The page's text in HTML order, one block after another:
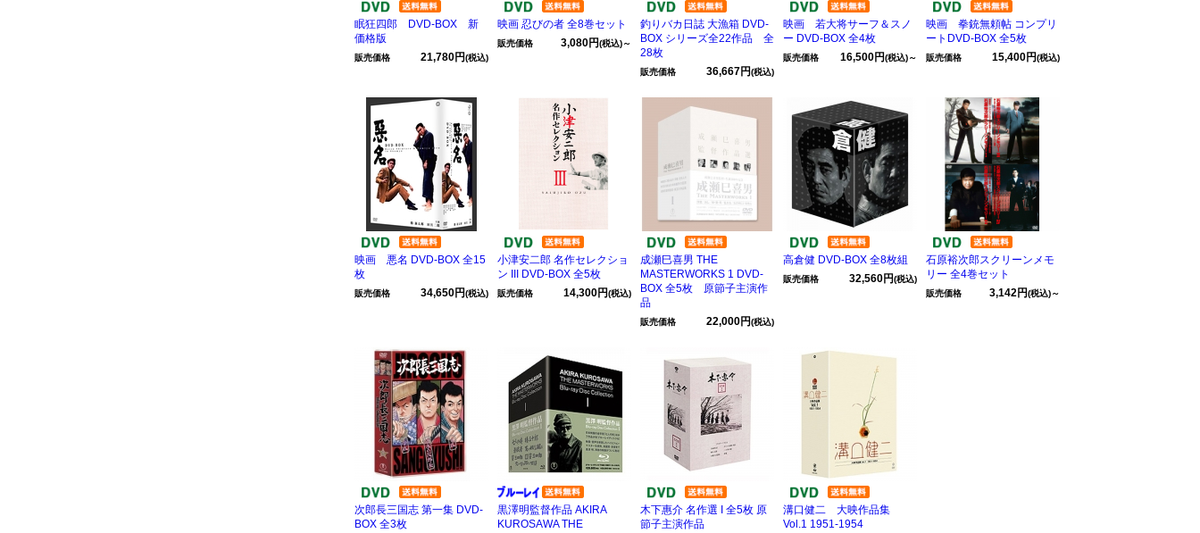
眠狂四郎 DVD-BOX 新
価格版
販売価格 21,780円(税込)
映画 忍びの者 全8巻セット
販売価格 3,080円(税込)～
釣りバカ日誌 大漁箱 DVD-
BOX シリーズ全22作品 全
28枚
販売価格 36,667円(税込)
映画 若大将サーフ＆スノ
ー DVD-BOX 全4枚
販売価格 16,500円(税込)～
映画 拳銃無頼帖 コンプリ
ートDVD‐BOX 全5枚
販売価格 15,400円(税込)
映画 悪名 DVD-BOX 全15
枚
販売価格 34,650円(税込)
小津安二郎 名作セレクショ
ン III DVD-BOX 全5枚
販売価格 14,300円(税込)
成瀬巳喜男 THE
MASTERWORKS 1 DVD-
BOX 全5枚 原節子主演作
品
販売価格 22,000円(税込)
高倉健 DVD-BOX 全8枚組
販売価格 32,560円(税込)
石原裕次郎スクリーンメモ
リー 全4巻セット
販売価格 3,142円(税込)～
次郎長三国志 第一集 DVD-
BOX 全3枚
黒澤明監督作品 AKIRA
KUROSAWA THE
木下惠介 名作選 I 全5枚 原
節子主演作品
溝口健二 大映作品集
Vol.1 1951-1954